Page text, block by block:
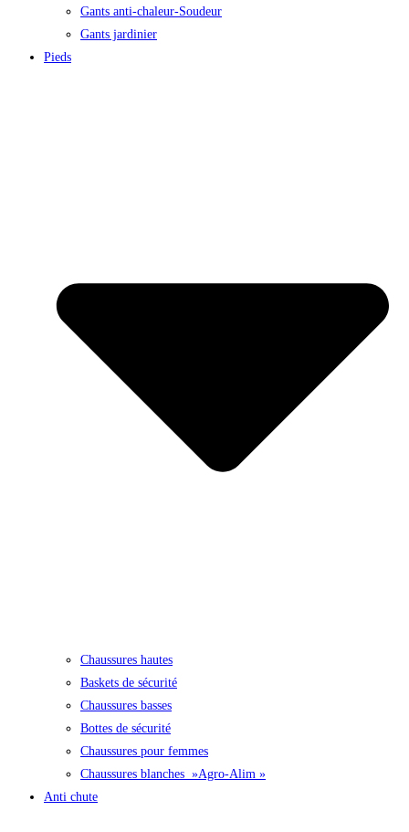
Gants anti-chaleur-Soudeur
Gants jardinier
Pieds
Chaussures hautes
Baskets de sécurité
Chaussures basses
Bottes de sécurité
Chaussures pour femmes
Chaussures blanches »Agro-Alim »
Anti chute